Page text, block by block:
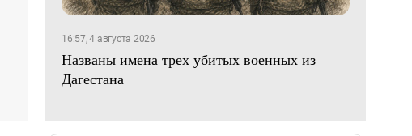
16:57, 4 августа 2026
Названы имена трех убитых военных из
Дагестана